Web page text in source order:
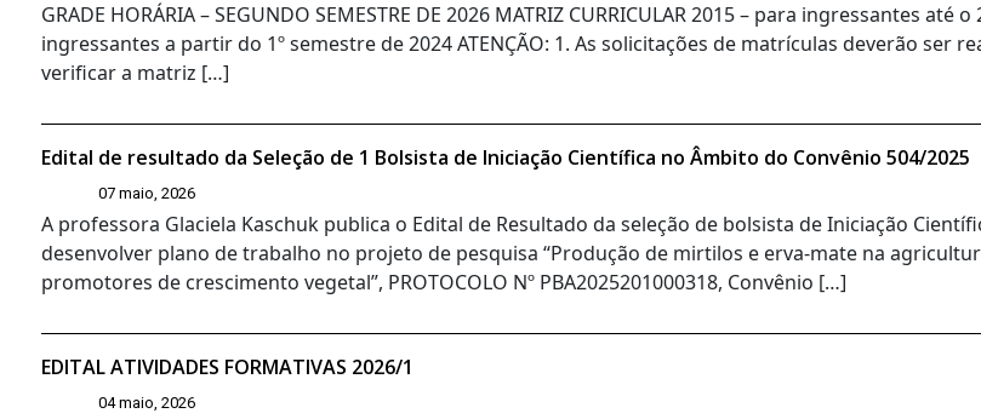
GRADE HORÁRIA – SEGUNDO SEMESTRE DE 2026 MATRIZ CURRICULAR 2015 – para ingressantes até
ingressantes a partir do 1º semestre de 2024 ATENÇÃO: 1. As solicitações de matrículas deverão ser
verificar a matriz […]
Edital de resultado da Seleção de 1 Bolsista de Iniciação Científica no Âmbito do Convênio 504/2025
07 maio, 2026
A professora Glaciela Kaschuk publica o Edital de Resultado da seleção de bolsista de Iniciação
desenvolver plano de trabalho no projeto de pesquisa “Produção de mirtilos e erva-mate na
promotores de crescimento vegetal”, PROTOCOLO Nº PBA2025201000318, Convênio […]
EDITAL ATIVIDADES FORMATIVAS 2026/1
04 maio, 2026